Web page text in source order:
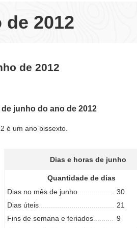
2012
de 2012
junho do ano de 2012
é um ano bissexto.
Dias e horas de junho
Quantidade de dias
Dias no mês de junho
30
Dias úteis
21
Fins de semana e feriados
9